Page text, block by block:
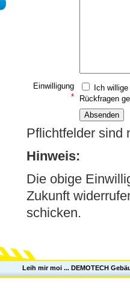
Einwilligung
*
Ich
Rückfragen
Pflichtfelder sind
Hinweis:
Die obige
Zukunft
schicken.
Leih mir moi ... DEMOTECH